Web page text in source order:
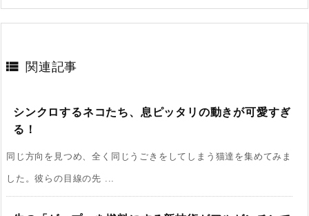
 関連記事
シンクロするネコたち、息ピッタリの動きが可愛すぎ
る！
同じ方向を見つめ、全く同じうごきをしてしまう猫達を集めてみま
した。彼らの目線の先 ...